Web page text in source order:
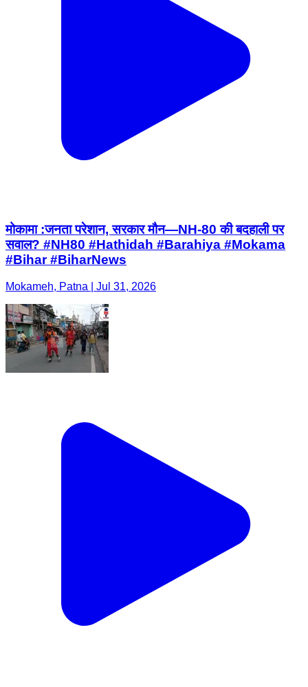
मोकामा :जनता परेशान, सरकार मौन—NH-80 की बदहाली पर
सवाल? #NH80 #Hathidah #Barahiya #Mokama
#Bihar #BiharNews
Mokameh, Patna | Jul 31, 2026